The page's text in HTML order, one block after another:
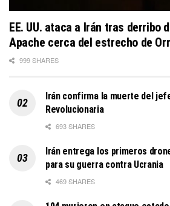
EE. UU. ataca a Irán tras derribo
Apache cerca del estrecho de
999 SHARES
Irán confirma la muerte del
Revolucionaria
693 SHARES
Irán entrega los primeros
para su guerra contra Ucrania
469 SHARES